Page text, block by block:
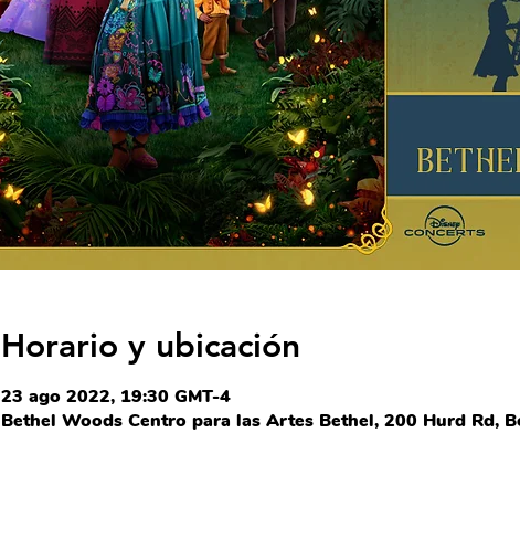
Horario y ubicación
23 ago 2022, 19:30 GMT-4
Bethel Woods Centro para las Artes Bethel, 200 Hurd Rd,